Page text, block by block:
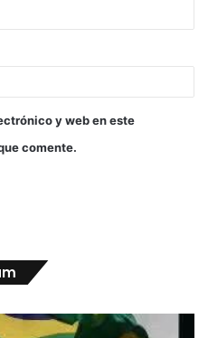
y web en este
comente.